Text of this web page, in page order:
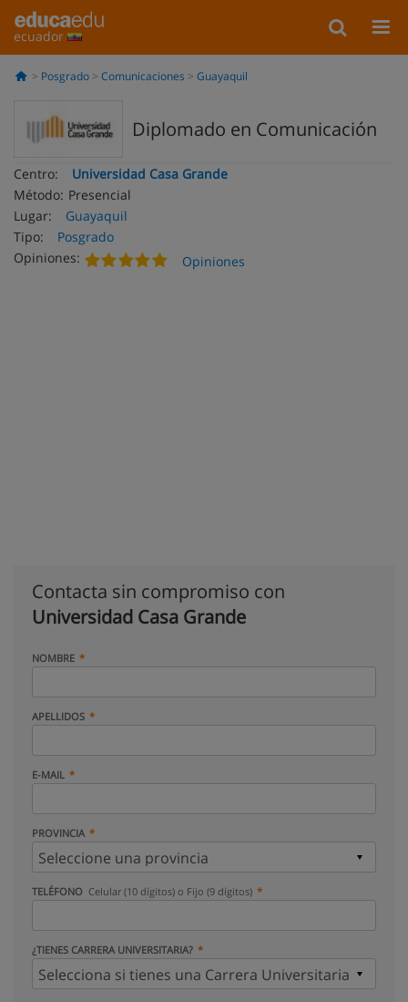
ecuador
Posgrado Comunicaciones Guayaquil
Diplomado en Comunicación
Centro:
Universidad Casa Grande
Método: Presencial
Lugar:
Guayaquil
Tipo:
Posgrado
Opiniones:
Opiniones
Contacta sin compromiso con
Universidad Casa Grande
NOMBRE
APELLIDOS
E-MAIL
PROVINCIA
TELÉFONO Celular (10 dígitos) o Fijo (9 dígitos)
¿TIENES CARRERA UNIVERSITARIA?